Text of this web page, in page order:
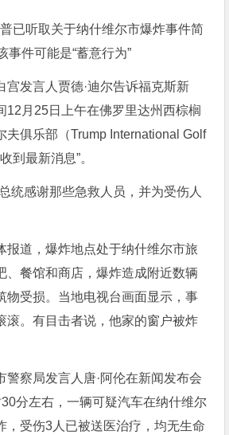
已听取关于纳什维尔市爆炸事件简
事件可能是“蓄意行为”
发言人贾德·迪尔告诉福克斯新
12月25日上午在佛罗里达州西棕榈
夫俱乐部（Trump International Golf
到最新消息”。
感谢那些急救人员，并为受伤人
道，爆炸地点处于纳什维尔市旅
、餐馆和商店，爆炸造成附近数辆
物受损。当地电视台画面显示，事
滚。有目击者说，他家的窗户被炸
察局发言人唐·阿伦在新闻发布会
30分左右，一辆可疑汽车在纳什维尔
，受伤3人已被送医治疗，均无生命